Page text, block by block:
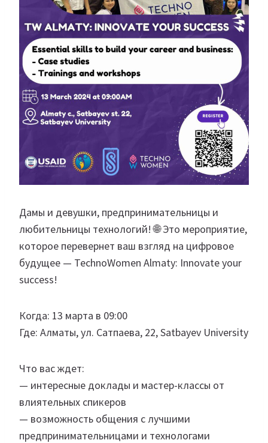
Дамы и девушки, предпринимательницы и
любительницы технологий! 🌐 Это мероприятие,
которое перевернет ваш взгляд на цифровое
будущее — TechnoWomen Almaty: Innovate your
success!
Когда: 13 марта в 09:00
Где: Алматы, ул. Сатпаева, 22, Satbayev University
Что вас ждет:
— интересные доклады и мастер-классы от
влиятельных спикеров
— возможность общения с лучшими
предпринимательницами и технологами